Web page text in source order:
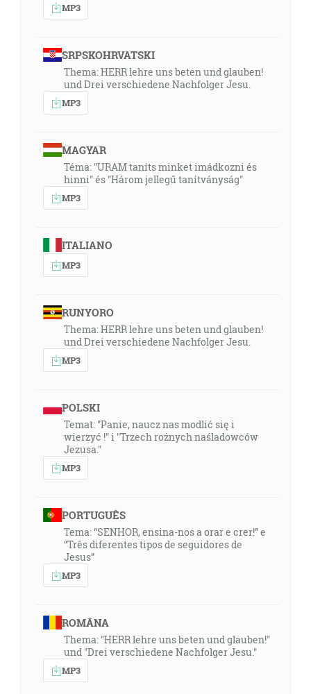
MP3
SRPSKOHRVATSKI
Thema: HERR lehre uns beten und glauben!
und Drei verschiedene Nachfolger Jesu.
MP3
MAGYAR
Téma: "URAM taníts minket imádkozni és
hinni" és "Három jellegű tanítványság"
MP3
ITALIANO
MP3
RUNYORO
Thema: HERR lehre uns beten und glauben!
und Drei verschiedene Nachfolger Jesu.
MP3
POLSKI
Temat: "Panie, naucz nas modlić się i
wierzyć !" i "Trzech rożnych naśladowców
Jezusa."
MP3
PORTUGUÊS
Tema: “SENHOR, ensina-nos a orar e crer!” e
“Três diferentes tipos de seguidores de
Jesus”
MP3
ROMÂNA
Thema: "HERR lehre uns beten und glauben!"
und "Drei verschiedene Nachfolger Jesu."
MP3